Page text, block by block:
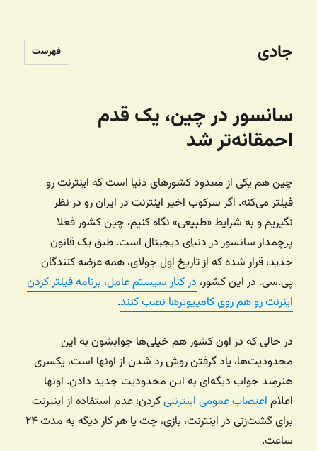
جادی فهرست
سانسور در چین، یک قدم
احمقانه‌تر شد
چین هم یکی از معدود کشورهای دنیا است که اینترنت رو
فیلتر می‌کنه. اگر سرکوب اخیر اینترنت در ایران رو در نظر
نگیریم و به شرایط «طبیعی» نگاه کنیم، چین کشور فعلا
پرچمدار سانسور در دنیای دیجیتال است. طبق یک قانون
جدید، قرار شده که از تاریخ اول جولای، همه عرضه کنندگان
پی.سی. در این کشور، در کنار سیستم عامل، برنامه فیلتر کردن
اینرنت رو هم روی کامپیوترها نصب کنند.
در حالی که در اون کشور هم خیلی‌ها جوابشون به این
محدودیت‌ها، یاد گرفتن روش رد شدن از اونها است، یکسری
هنرمند جواب دیگه‌ای به این محدودیت جدید دادن. اونها
اعلام اعتصاب عمومی اینترنتیکردن؛ عدم استفاده از اینترنت
برای گشت‌زنی در اینترنت، بازی، چت یا هر کار دیگه به مدت ۲۴
ساعت.